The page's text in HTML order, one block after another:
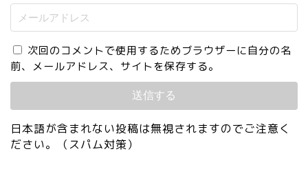
次回のコメントで使用するためブラウザーに自分の名
前、メールアドレス、サイトを保存する。
日本語が含まれない投稿は無視されますのでご注意く
ださい。（スパム対策）